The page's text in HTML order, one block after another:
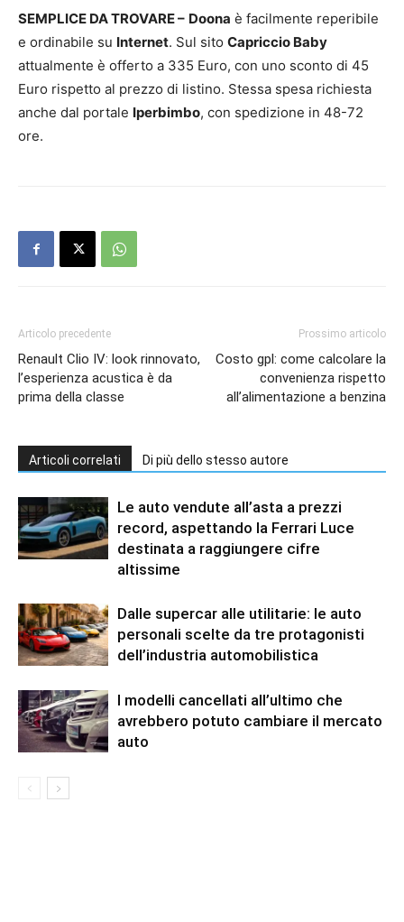
SEMPLICE DA TROVARE – Doona è facilmente reperibile
e ordinabile su Internet. Sul sito Capriccio Baby
attualmente è offerto a 335 Euro, con uno sconto di 45
Euro rispetto al prezzo di listino. Stessa spesa richiesta
anche dal portale Iperbimbo, con spedizione in 48-72
ore.
Articolo precedente
Renault Clio IV: look rinnovato,
l’esperienza acustica è da
prima della classe
Prossimo articolo
Costo gpl: come calcolare la
convenienza rispetto
all’alimentazione a benzina
Articoli correlati Di più dello stesso autore
Le auto vendute all’asta a prezzi
record, aspettando la Ferrari Luce
destinata a raggiungere cifre
altissime
Dalle supercar alle utilitarie: le auto
personali scelte da tre protagonisti
dell’industria automobilistica
I modelli cancellati all’ultimo che
avrebbero potuto cambiare il mercato
auto